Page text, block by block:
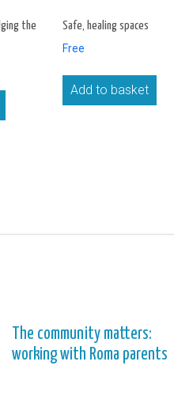
the
Safe, healing spaces
Free
Add to basket
The community matters:
working with Roma parents